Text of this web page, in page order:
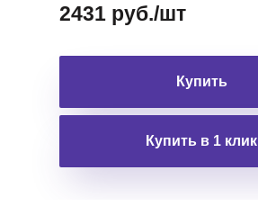
2431 руб./шт
Купить
Купить в 1 клик